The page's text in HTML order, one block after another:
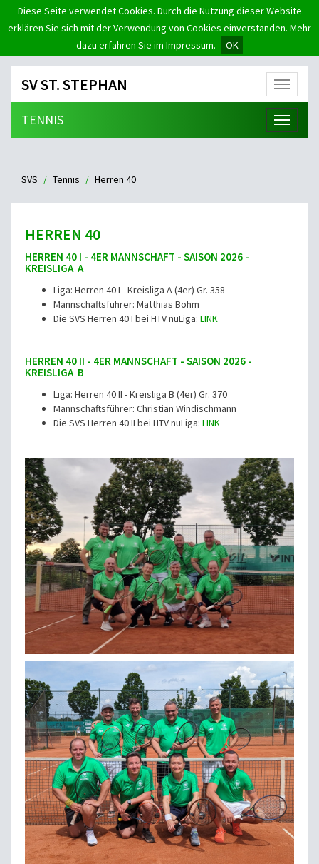
Diese Seite verwendet Cookies. Durch die Nutzung dieser Website
erklären Sie sich mit der Verwendung von Cookies einverstanden. Mehr
dazu erfahren Sie im Impressum.
OK
Menü
SV ST. STEPHAN
Menü
TENNIS
SVS Tennis Herren 40
HERREN 40
HERREN 40 I - 4ER MANNSCHAFT - SAISON 2026 -
KREISLIGA A
Liga: Herren 40 I - Kreisliga A (4er) Gr. 358
Mannschaftsführer: Matthias Böhm
Die SVS Herren 40 I bei HTV nuLiga: LINK
HERREN 40 II - 4ER MANNSCHAFT - SAISON 2026 -
KREISLIGA B
Liga: Herren 40 II - Kreisliga B (4er) Gr. 370
Mannschaftsführer: Christian Windischmann
Die SVS Herren 40 II bei HTV nuLiga: LINK